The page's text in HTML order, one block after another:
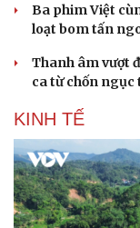
Ba phim Việt
loạt bom tấn
Thanh âm vượt
ca từ chốn ngục
KINH TẾ